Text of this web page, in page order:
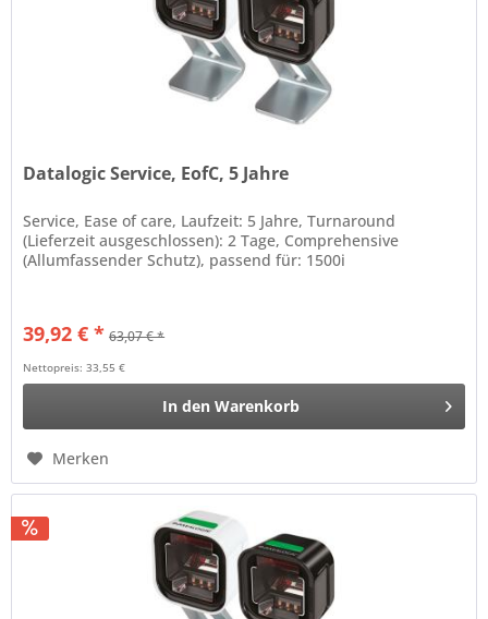
Datalogic Service, EofC, 5 Jahre
Service, Ease of care, Laufzeit: 5 Jahre, Turnaround
(Lieferzeit ausgeschlossen): 2 Tage, Comprehensive
(Allumfassender Schutz), passend für: 1500i
39,92 € * 63,07 € *
Nettopreis: 33,55 €
In den Warenkorb
Merken